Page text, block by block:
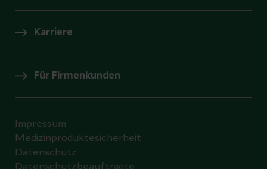
Karriere
Für Firmenkunden
Impressum
Medizinproduktesicherheit
Datenschutz
Datenschutzbeauftragte